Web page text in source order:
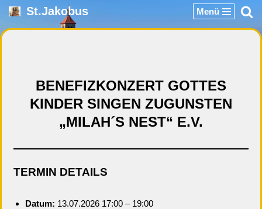
Zum
St.Jakobus Menü
BENEFIZKONZERT GOTTES
KINDER SINGEN ZUGUNSTEN
„MILAH´S NEST“ E.V.
TERMIN DETAILS
Datum: 13.07.2026 17:00 – 19:00